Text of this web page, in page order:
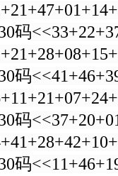
码
码
码
码